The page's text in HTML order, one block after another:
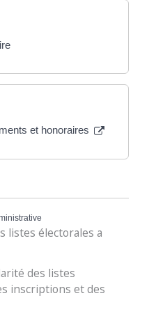
et honoraires
listes électorales a
des listes
inscriptions et des